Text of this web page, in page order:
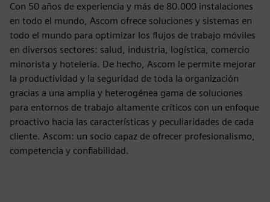
Con 50 años de experiencia y más de 80.000 instalaciones
en todo el mundo, Ascom ofrece soluciones y sistemas en
todo el mundo para optimizar los flujos de trabajo móviles
en diversos sectores: salud, industria, logística, comercio
minorista y hotelería. De hecho, Ascom le permite mejorar
la productividad y la seguridad de toda la organización
gracias a una amplia y heterogénea gama de soluciones
para entornos de trabajo altamente críticos con un enfoque
proactivo hacia las características y peculiaridades de cada
cliente. Ascom: un socio capaz de ofrecer profesionalismo,
competencia y confiabilidad.